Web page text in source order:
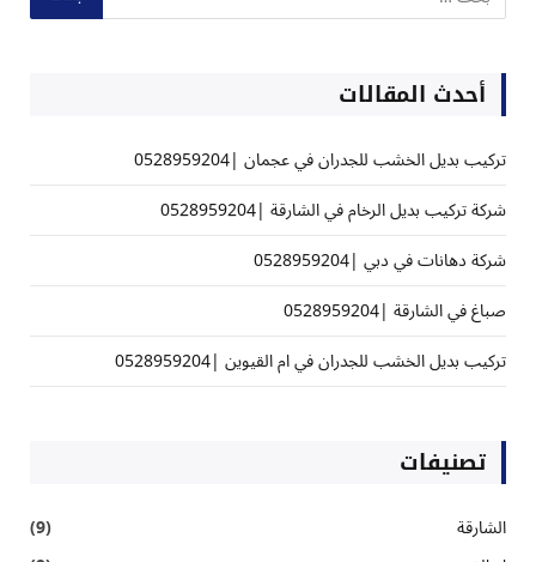
أحدث المقالات
تركيب بديل الخشب للجدران في عجمان |0528959204
شركة تركيب بديل الرخام في الشارقة |0528959204
شركة دهانات في دبي |0528959204
صباغ في الشارقة |0528959204
تركيب بديل الخشب للجدران في ام القيوين |0528959204
تصنيفات
الشارقة
(9)